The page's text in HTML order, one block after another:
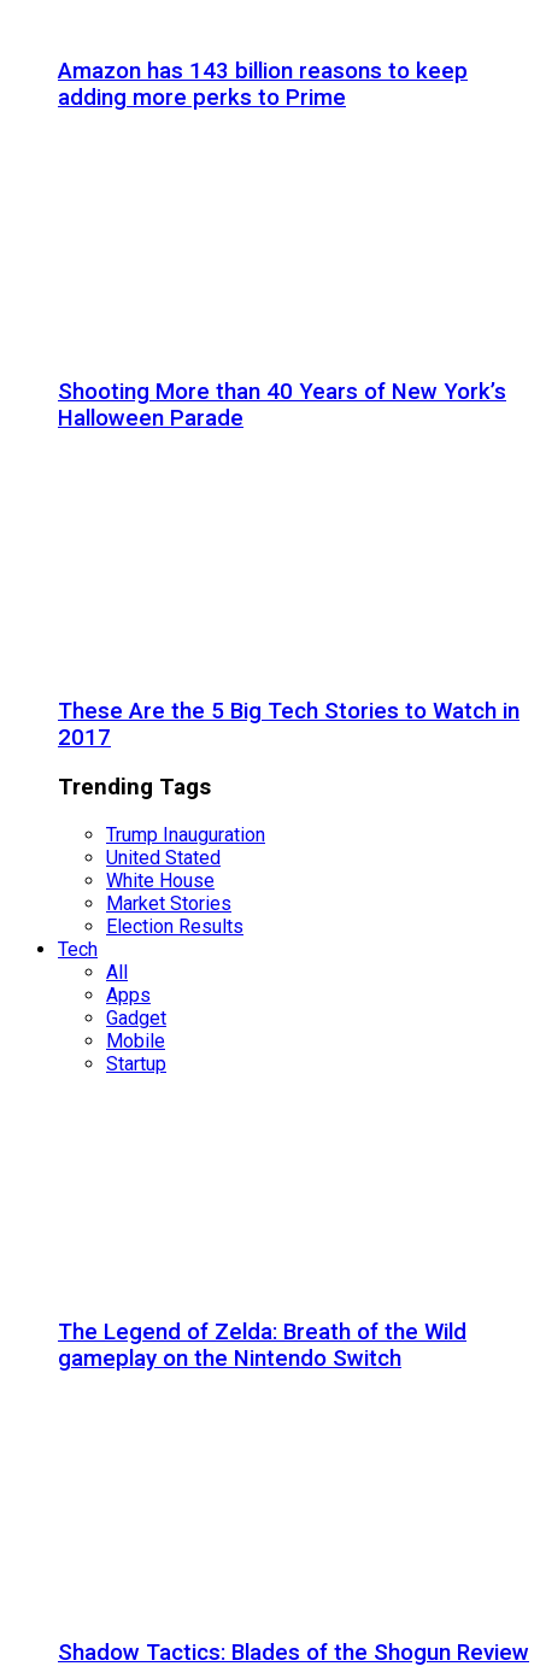
Amazon has 143 billion reasons to keep
adding more perks to Prime
Shooting More than 40 Years of New York’s
Halloween Parade
These Are the 5 Big Tech Stories to Watch in
2017
Trending Tags
Trump Inauguration
United Stated
White House
Market Stories
Election Results
Tech
All
Apps
Gadget
Mobile
Startup
The Legend of Zelda: Breath of the Wild
gameplay on the Nintendo Switch
Shadow Tactics: Blades of the Shogun Review